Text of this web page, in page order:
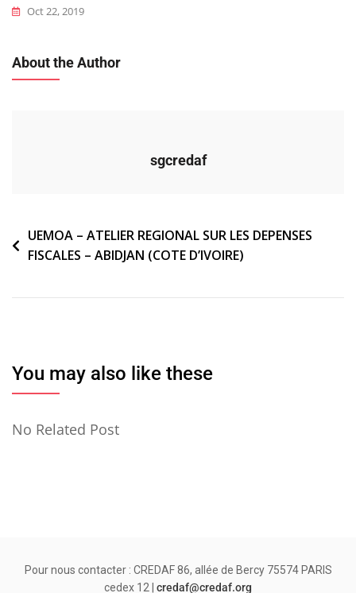
Oct 22, 2019
About the Author
sgcredaf
Navigation
de
UEMOA – ATELIER REGIONAL SUR LES DEPENSES
FISCALES – ABIDJAN (COTE D’IVOIRE)
You may also like these
No Related Post
Pour nous contacter : CREDAF 86, allée de Bercy 75574 PARIS
cedex 12 | credaf@credaf.org